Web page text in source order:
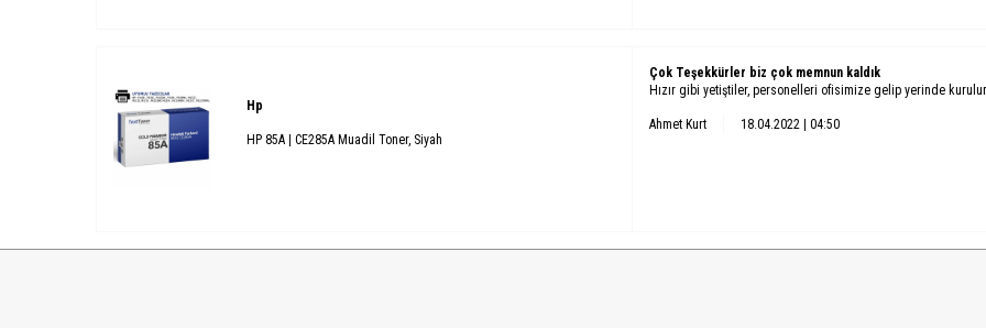
Hp
HP 85A | CE285A Muadil Toner, Siyah
Çok Teşekkürler biz çok memnun kaldık
Hızır gibi yetiştiler, personelleri ofisimize gelip yerinde
Ahmet Kurt 18.04.2022 | 04:50